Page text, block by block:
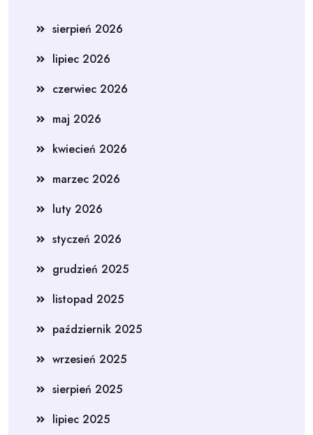
sierpień 2026
lipiec 2026
czerwiec 2026
maj 2026
kwiecień 2026
marzec 2026
luty 2026
styczeń 2026
grudzień 2025
listopad 2025
październik 2025
wrzesień 2025
sierpień 2025
lipiec 2025